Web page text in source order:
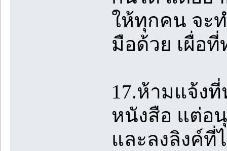
ให้ทุกคน จะ
มือด้วย เผื่อ
17.ห้ามแจ้ง
หนังสือ แต่อ
และลงลิงค์ที่